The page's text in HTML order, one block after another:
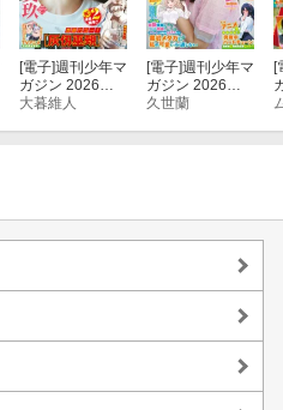
[電子]週刊少年マ
ガジン 2026年2
6号[2026年5月2
大暮維人
[電子]週刊少年マ
ガジン 2026年2
5号[2026年5月2
久世蘭
[